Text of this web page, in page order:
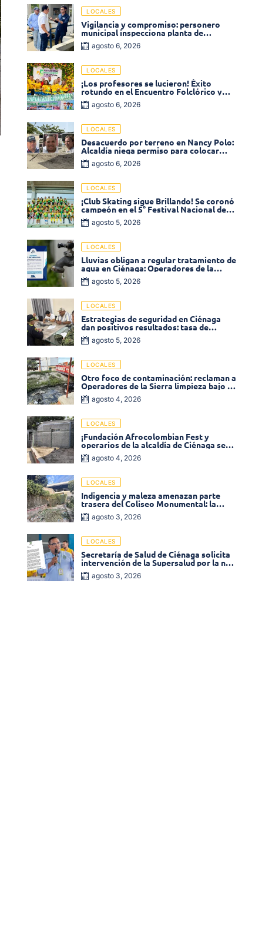
LOCALES
Vigilancia y compromiso: personero
municipal inspecciona planta de
tratamiento de agua
agosto 6, 2026
LOCALES
¡Los profesores se lucieron! Éxito
rotundo en el Encuentro Folclórico y
Cultural del Magisterio 2026 en Ciénaga
agosto 6, 2026
LOCALES
Desacuerdo por terreno en Nancy Polo:
Alcaldía niega permiso para colocar
venta de comidas
agosto 6, 2026
LOCALES
¡Club Skating sigue Brillando! Se coronó
campeón en el 5° Festival Nacional de
Patinaje «Soledad sobre Ruedas»
agosto 5, 2026
LOCALES
Lluvias obligan a regular tratamiento de
agua en Ciénaga: Operadores de la
Sierra anuncia baja presión en varios
sectores
agosto 5, 2026
LOCALES
Estrategias de seguridad en Ciénaga
dan positivos resultados: tasa de
homicidios disminuyó un 58% en 2026
agosto 5, 2026
LOCALES
Otro foco de contaminación: reclaman a
Operadores de la Sierra limpieza bajo el
puente de la calle 19 con carrera 11
agosto 4, 2026
LOCALES
¡Fundación Afrocolombian Fest y
operarios de la alcaldía de Ciénaga se
ponen la 10! Realizan limpieza de la
parte posterior del Coliseo
agosto 4, 2026
LOCALES
Indigencia y maleza amenazan parte
trasera del Coliseo Monumental: la
comunidad exige acción inmediata!
agosto 3, 2026
LOCALES
Secretaría de Salud de Ciénaga solicita
intervención de la Supersalud por la no
entrega de medicamentos en las EPS
agosto 3, 2026